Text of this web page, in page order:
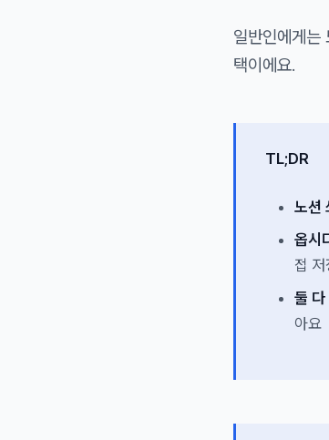
일반인에게는
택이에요.
TL;DR
노션
옵시
접
둘 다
아요